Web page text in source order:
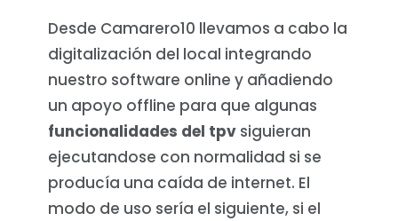
Desde Camarero10 llevamos a cabo la
digitalización del local integrando
nuestro software online y añadiendo
un apoyo offline para que algunas
funcionalidades del tpvsiguieran
ejecutandose con normalidad si se
producía una caída de internet. El
modo de uso sería el siguiente, si el